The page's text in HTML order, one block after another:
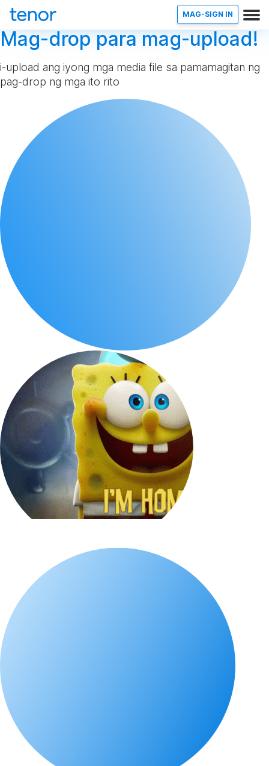
MAG-SIGN IN
Mag-drop para mag-upload!
i-upload ang iyong mga media file sa pamamagitan ng
pag-drop ng mga ito rito